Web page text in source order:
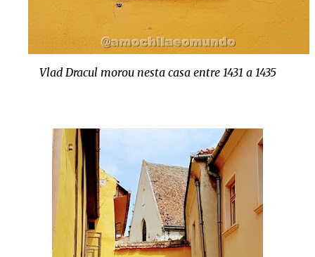
Vlad Dracul morou nesta casa entre 1431 a 1435